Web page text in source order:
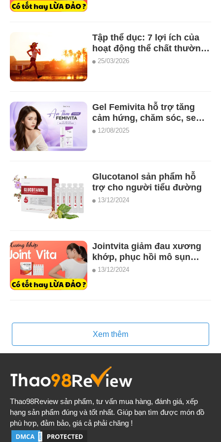
Tập thể dục: 7 lợi ích của
hoạt động thể chất thường
xuyên
25/03/2026
Gel Femivita hỗ trợ tăng
cảm hứng, chăm sóc, se
khít kháng khuẩn giảm
12/08/2025
Glucotanol sản phẩm hỗ
trợ cho người tiểu đường
13/12/2024
Jointvita giảm đau xương
khớp, phục hồi mô sụn
khớp (25 ống)
13/12/2024
Xem thêm
Thao98Review sản phẩm, tư vấn mua hàng, đánh giá, xếp
hạng sản phẩm đúng và tốt nhất. Giúp bạn tìm được món đồ
phù hợp, đảm bảo, giá cả phải chăng !